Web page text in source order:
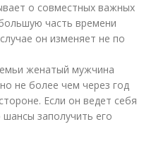
о совместных важных
часть времени
он изменяет не по
женатый мужчина
не более чем через год
Если он ведет себя
заполучить его